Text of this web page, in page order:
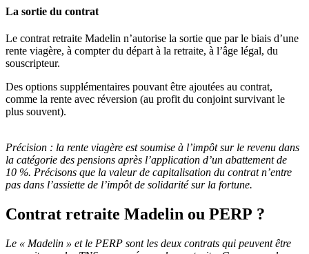
La sortie du contrat
Le contrat retraite Madelin n’autorise la sortie que par le biais d’une
rente viagère, à compter du départ à la retraite, à l’âge légal, du
souscripteur.
Des options supplémentaires pouvant être ajoutées au contrat,
comme la rente avec réversion (au profit du conjoint survivant le
plus souvent).
Précision : la rente viagère est soumise à l’impôt sur le revenu dans
la catégorie des pensions après l’application d’un abattement de
10 %. Précisons que la valeur de capitalisation du contrat n’entre
pas dans l’assiette de l’impôt de solidarité sur la fortune.
Contrat retraite Madelin ou PERP ?
Le « Madelin » et le PERP sont les deux contrats qui peuvent être